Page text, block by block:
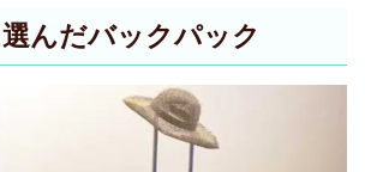
んだバックパック